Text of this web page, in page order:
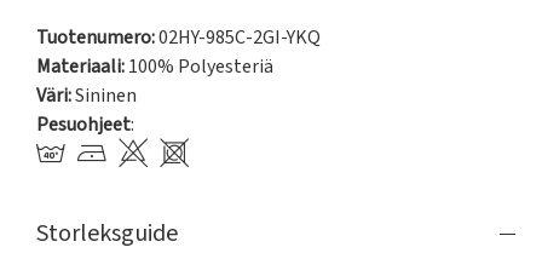
Tuotenumero:02HY-985C-2GI-YKQ
Materiaali:100% Polyesteriä
Väri:Sininen
Pesuohjeet:
Storleksguide